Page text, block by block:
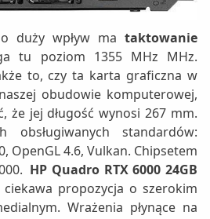
duży wpływ ma taktowanie
tu poziom 1355 MHz MHz.
to, czy ta karta graficzna w
obudowie komputerowej,
że jej długość wynosi 267 mm.
obsługiwanych standardów:
OpenGL 4.6, Vulkan. Chipsetem
HP Quadro RTX 6000 24GB
propozycja o szerokim
Wrażenia płynące na